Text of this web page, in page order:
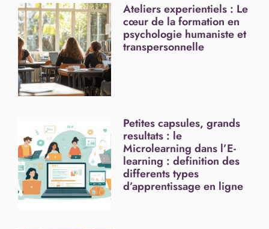
Ateliers experientiels : Le
cœur de la formation en
psychologie humaniste et
transpersonnelle
Petites capsules, grands
resultats : le
Microlearning dans l’E-
learning : definition des
differents types
d’apprentissage en ligne